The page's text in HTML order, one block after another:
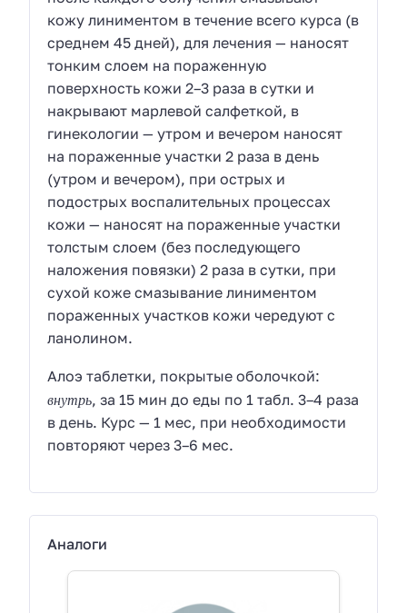
кожу линиментом в течение всего курса (в
среднем 45 дней), для лечения — наносят
тонким слоем на пораженную
поверхность кожи 2–3 раза в сутки и
накрывают марлевой салфеткой, в
гинекологии — утром и вечером наносят
на пораженные участки 2 раза в день
(утром и вечером), при острых и
подострых воспалительных процессах
кожи — наносят на пораженные участки
толстым слоем (без последующего
наложения повязки) 2 раза в сутки, при
сухой коже смазывание линиментом
пораженных участков кожи чередуют с
ланолином.
Алоэ таблетки, покрытые оболочкой:
внутрь, за 15 мин до еды по 1 табл. 3–4 раза
в день. Курс — 1 мес, при необходимости
повторяют через 3–6 мес.
Аналоги